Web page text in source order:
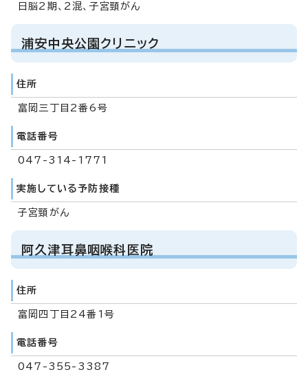
日脳2期、2混、子宮頸がん
浦安中央公園クリニック
住所
富岡三丁目2番6号
電話番号
047-314-1771
実施している予防接種
子宮頸がん
阿久津耳鼻咽喉科医院
住所
富岡四丁目24番1号
電話番号
047-355-3387